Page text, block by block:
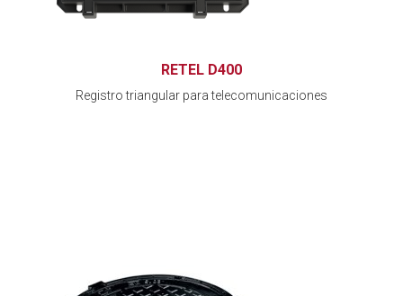
RETEL D400
Registro triangular para telecomunicaciones